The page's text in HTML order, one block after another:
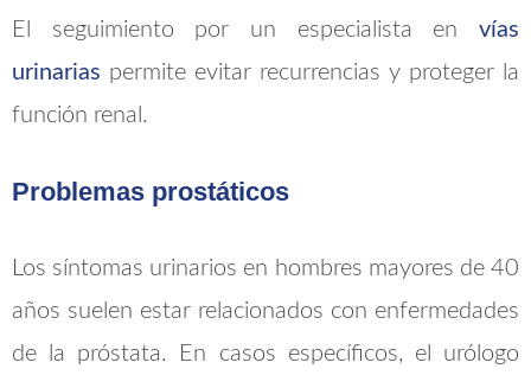
El seguimiento por un especialista en vías
urinarias permite evitar recurrencias y proteger la
función renal.
Problemas prostáticos
Los síntomas urinarios en hombres mayores de 40
años suelen estar relacionados con enfermedades
de la próstata. En casos específicos, el urólogo